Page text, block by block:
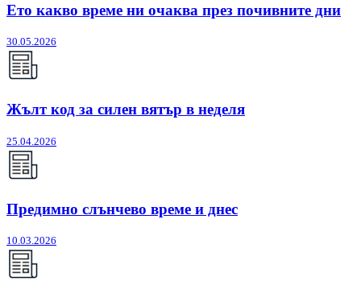
Ето какво време ни очаква през почивните дни
30.05.2026
Жълт код за силен вятър в неделя
25.04.2026
Предимно слънчево време и днес
10.03.2026